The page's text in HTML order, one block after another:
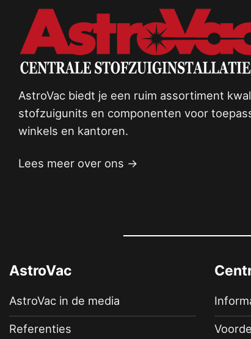
AstroVac biedt je een ruim assortiment
stofzuigunits en componenten voor
winkels en kantoren.
Lees meer over ons →
AstroVac
AstroVac in de media
Referenties